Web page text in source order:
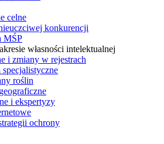
celne
konkurencji
MŚP
własności intelektualnej
i zmiany w rejestrach
specjalistyczne
roślin
i ekspertyzy
ochrony